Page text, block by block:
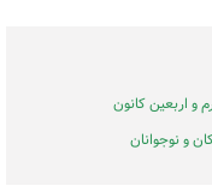
و اربعین کانون
و نوجوانان